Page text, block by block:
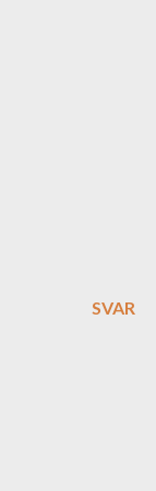
SVAR